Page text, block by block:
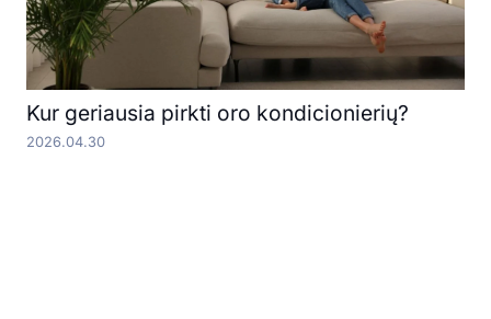
Kur geriausia pirkti oro kondicionierių?
2026.04.30